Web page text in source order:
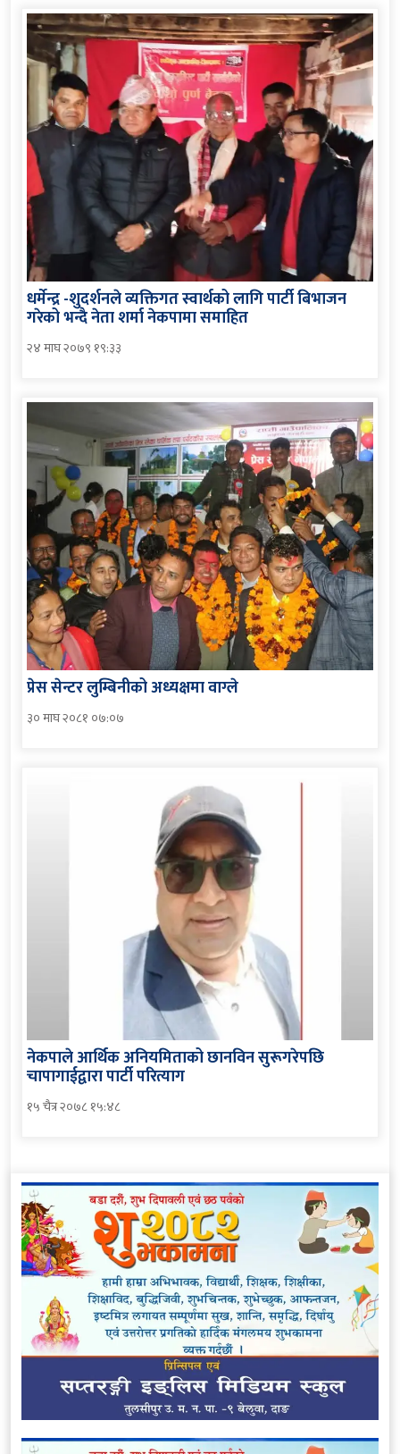
धर्मेन्द्र -शुदर्शनले व्यक्तिगत स्वार्थको लागि पार्टी बिभाजन
गरेको भन्दै नेता शर्मा नेकपामा समाहित
२४ माघ २०७९ १९:३३
प्रेस सेन्टर लुम्बिनीको अध्यक्षमा वाग्ले
३० माघ २०८१ ०७:०७
नेकपाले आर्थिक अनियमिताको छानविन सुरूगरेपछि
चापागाईद्वारा पार्टी परित्याग
१५ चैत्र २०७८ १५:४८